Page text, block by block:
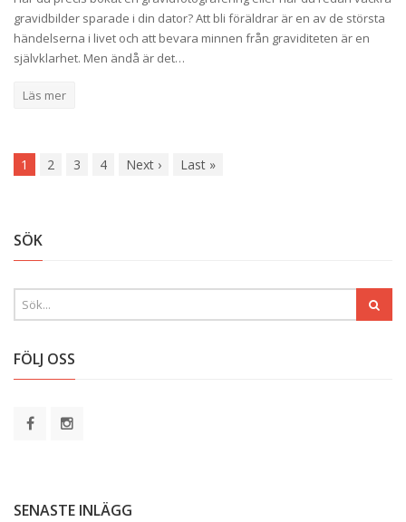
gravidbilder sparade i din dator? Att bli föräldrar är en av de största
händelserna i livet och att bevara minnen från graviditeten är en
självklarhet. Men ändå är det…
Läs mer
1 2 3 4 Next › Last »
SÖK
FÖLJ OSS
SENASTE INLÄGG